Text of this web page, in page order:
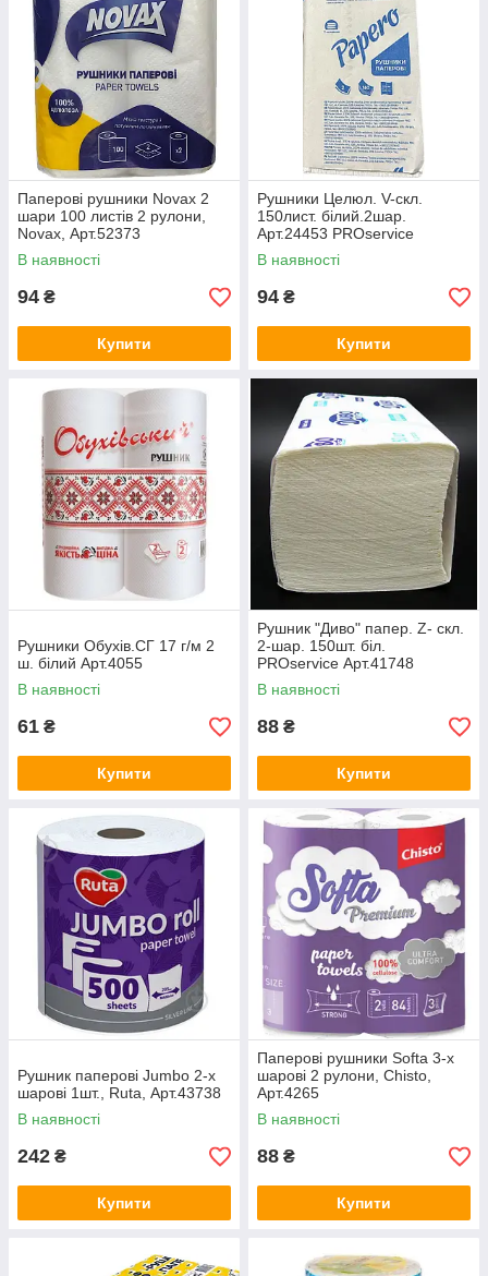
Паперові рушники Novax 2
шари 100 листів 2 рулони,
Novax, Арт.52373
В наявності
94 ₴
Купити
Рушники Целюл. V-cкл.
150лист. білий.2шар.
Арт.24453 PROservice
В наявності
94 ₴
Купити
Рушники Обухів.СГ 17 г/м 2
ш. білий Арт.4055
В наявності
61 ₴
Купити
Рушник "Диво" папер. Z- скл.
2-шар. 150шт. біл.
PROservice Арт.41748
В наявності
88 ₴
Купити
Рушник паперові Jumbo 2-х
шарові 1шт., Ruta, Арт.43738
В наявності
242 ₴
Купити
Паперові рушники Softa 3-х
шарові 2 рулони, Chisto,
Арт.4265
В наявності
88 ₴
Купити